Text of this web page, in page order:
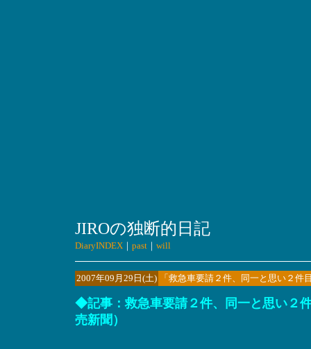
JIROの独断的日記
DiaryINDEX｜ past｜ will
2007年09月29日(土) 「救急車要請２件、同一と思い２
◆記事：救急車要請２件、同一と思い２
売新聞）